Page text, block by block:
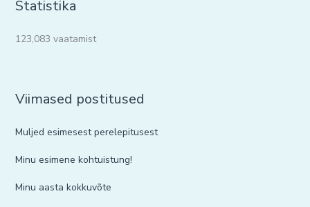
Statistika
123,083 vaatamist
Viimased postitused
Muljed esimesest perelepitusest
Minu esimene kohtuistung!
Minu aasta kokkuvõte